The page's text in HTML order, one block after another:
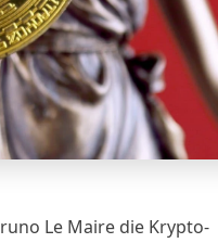
Le Maire die Krypto-